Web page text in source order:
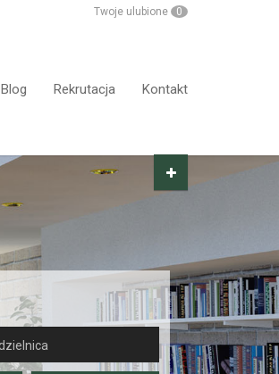
Twoje ulubione 0
Blog Rekrutacja Kontakt